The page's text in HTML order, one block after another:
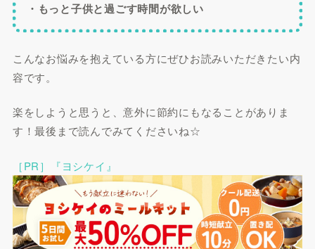
・もっと子供と過ごす時間が欲しい
こんなお悩みを抱えている方にぜひお読みいただきたい内
容です。
楽をしようと思うと、意外に節約にもなることがありま
す！最後まで読んでみてくださいね☆
［PR］『ヨシケイ』